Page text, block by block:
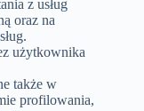
z usług
oraz na
użytkownika
także w
profilowania,